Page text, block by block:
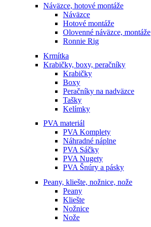
Náväzce, hotové montáže
Náväzce
Hotové montáže
Olovenné náväzce, montáže
Ronnie Rig
Krmítka
Krabičky, boxy, peračníky
Krabičky
Boxy
Peračníky na nadväzce
Tašky
Kelímky
PVA materiál
PVA Komplety
Náhradné náplne
PVA Sáčky
PVA Nugety
PVA Šnúry a pásky
Peany, kliešte, nožnice, nože
Peany
Kliešte
Nožnice
Nože